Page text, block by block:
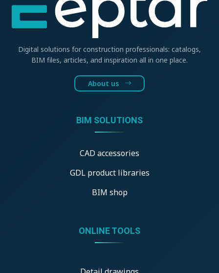
Digital solutions for construction professionals: catalogs,
BIM files, articles, and inspiration all in one place.
About us
BIM SOLUTIONS
CAD accessories
GDL product libraries
BIM shop
ONLINE TOOLS